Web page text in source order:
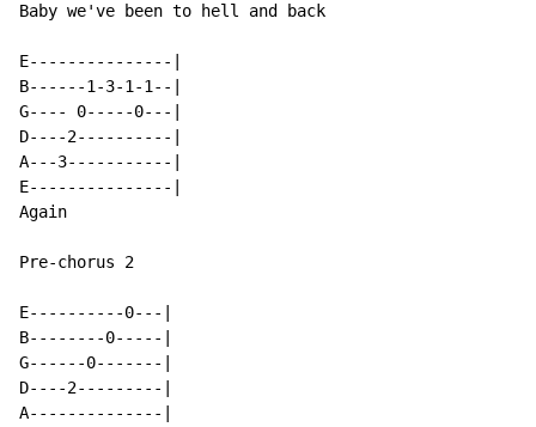
Baby we've been to hell and back
E---------------|
B------1-3-1-1--|
G---- 0-----0---|
D----2----------|
A---3-----------|
E---------------|
Again
Pre-chorus 2
E----------0---|
B--------0-----|
G------0-------|
D----2---------|
A--------------|